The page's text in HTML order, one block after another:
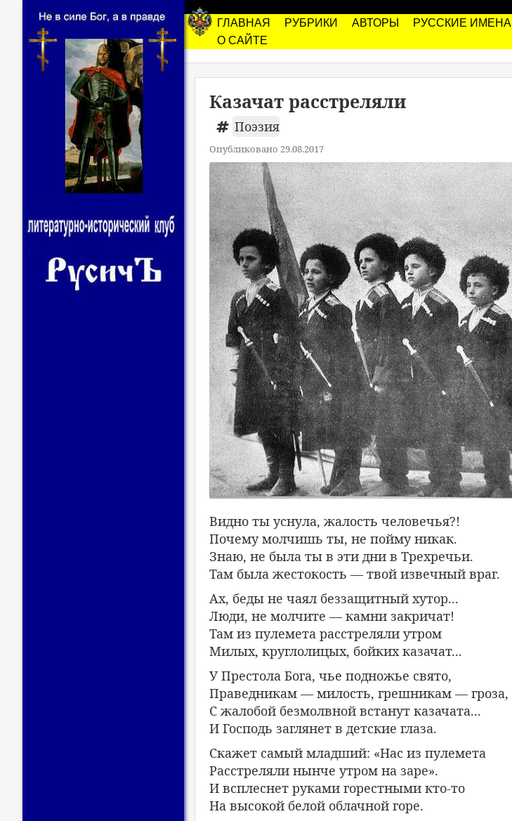
ГЛАВНАЯ РУБРИКИ АВТОРЫ РУССКИЕ ИМЕНА
О САЙТЕ
Казачат расстреляли
Поэзия
Опубликовано 29.08.2017
Видно ты уснула, жалость человечья?!
Почему молчишь ты, не пойму никак.
Знаю, не была ты в эти дни в Трехречьи.
Там была жестокость — твой извечный враг.
Ах, беды не чаял беззащитный хутор...
Люди, не молчите — камни закричат!
Там из пулемета расстреляли утром
Милых, круглолицых, бойких казачат...
У Престола Бога, чье подножье свято,
Праведникам — милость, грешникам — гроза,
С жалобой безмолвной встанут казачата...
И Господь заглянет в детские глаза.
Скажет самый младший: «Нас из пулемета
Расстреляли нынче утром на заре».
И всплеснет руками горестными кто-то
На высокой белой облачной горе.